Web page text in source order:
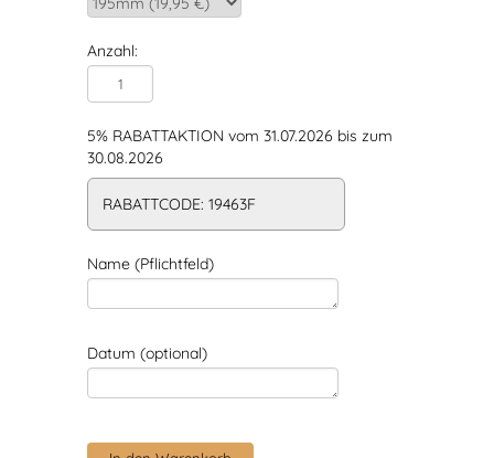
Anzahl:
5% RABATTAKTION vom 31.07.2026 bis zum
30.08.2026
RABATTCODE: 19463F
Name (Pflichtfeld)
Datum (optional)